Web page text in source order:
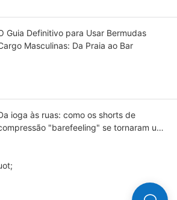
Guia Definitivo para Usar Bermudas
Masculinas: Da Praia ao Bar
ioga às ruas: como os shorts de
"barefeeling" se tornaram um